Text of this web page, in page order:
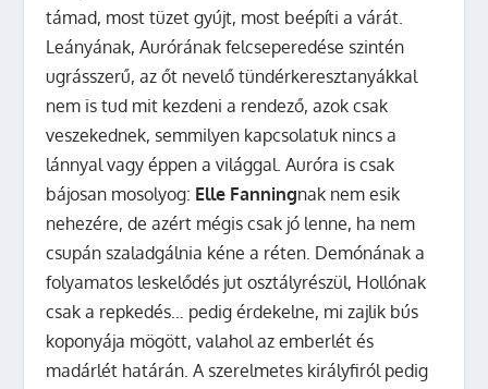
támad, most tüzet gyújt, most beépíti a várát.
Leányának, Aurórának felcseperedése szintén
ugrásszerű, az őt nevelő tündérkeresztanyákkal
nem is tud mit kezdeni a rendező, azok csak
veszekednek, semmilyen kapcsolatuk nincs a
lánnyal vagy éppen a világgal. Auróra is csak
bájosan mosolyog: Elle Fanningnak nem esik
nehezére, de azért mégis csak jó lenne, ha nem
csupán szaladgálnia kéne a réten. Demónának a
folyamatos leskelődés jut osztályrészül, Hollónak
csak a repkedés… pedig érdekelne, mi zajlik bús
koponyája mögött, valahol az emberlét és
madárlét határán. A szerelmetes királyfiról pedig